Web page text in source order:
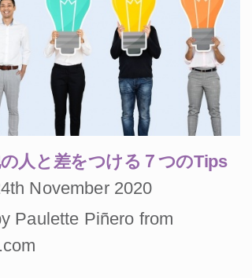
人と差をつける７つのTips
November 2020
Paulette Piñero from